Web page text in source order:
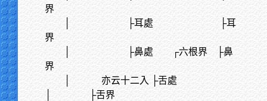
界
│
├耳處 ├耳
界
│
├鼻處 ┌六根界 ├鼻
界
亦云十二入 ├舌處
│ ├舌界